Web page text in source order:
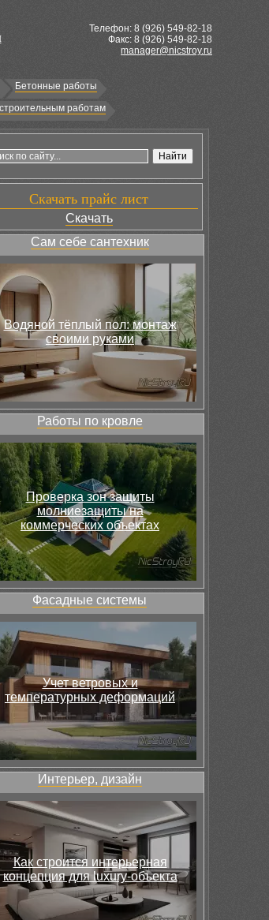
Телефон: 8 (926) 549-82-18
Факс: 8 (926) 549-82-18
manager@nicstroy.ru
Бетонные работы
работам
Скачать прайс лист
Скачать
Сам себе сантехник
Водяной тёплый пол: монтаж
своими руками
Работы по кровле
Проверка зон защиты
молниезащиты на
коммерческих объектах
Фасадные системы
Учет ветровых и
температурных деформаций
Интерьер, дизайн
Как строится интерьерная
концепция для luxury-объекта